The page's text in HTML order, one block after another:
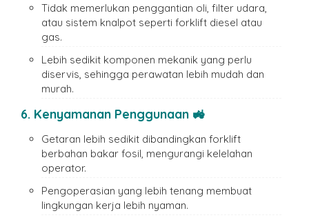
Tidak memerlukan penggantian oli, filter udara,
atau sistem knalpot seperti forklift diesel atau
gas.
Lebih sedikit komponen mekanik yang perlu
diservis, sehingga perawatan lebih mudah dan
murah.
6. Kenyamanan Penggunaan 🚜
Getaran lebih sedikit dibandingkan forklift
berbahan bakar fosil, mengurangi kelelahan
operator.
Pengoperasian yang lebih tenang membuat
lingkungan kerja lebih nyaman.